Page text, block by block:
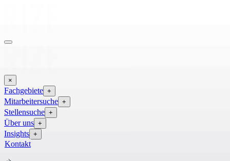
×
Fachgebiete +
Mitarbeitersuche +
Stellensuche +
Über uns +
Insights +
Kontakt